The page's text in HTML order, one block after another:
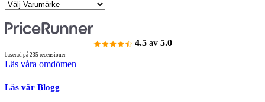
4.5 av 5.0
baserad på 235 recensioner
Läs våra omdömen
Läs vår Blogg